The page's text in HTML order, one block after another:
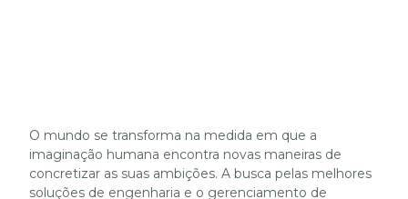
O mundo se transforma na medida em que a
imaginação humana encontra novas maneiras de
concretizar as suas ambições. A busca pelas melhores
soluções de engenharia e o gerenciamento de